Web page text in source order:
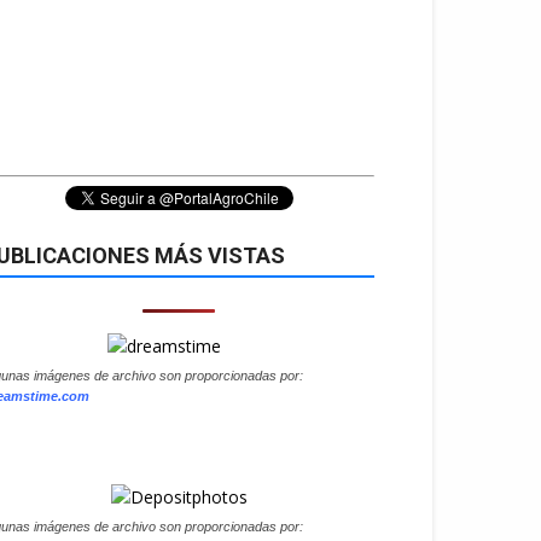
MÁS VISTAS
imágenes de archivo son proporcionadas por:
imágenes de archivo son proporcionadas por: